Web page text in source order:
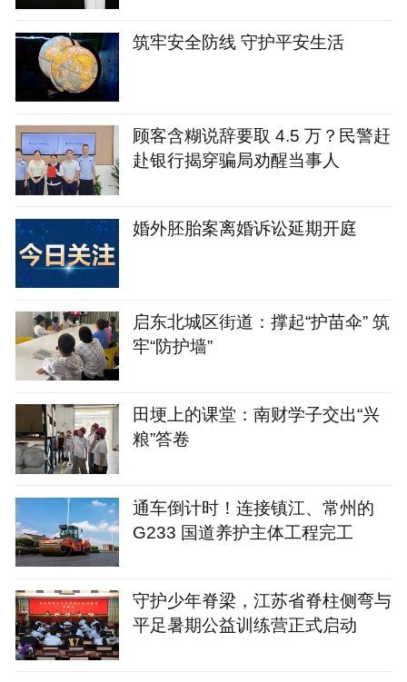
筑牢安全防线 守护平安生活
顾客含糊说辞要取 4.5 万？民警赶
赴银行揭穿骗局劝醒当事人
婚外胚胎案离婚诉讼延期开庭
启东北城区街道：撑起“护苗伞” 筑
牢“防护墙”
田埂上的课堂：南财学子交出“兴
粮”答卷
通车倒计时！连接镇江、常州的
G233 国道养护主体工程完工
守护少年脊梁，江苏省脊柱侧弯与
平足暑期公益训练营正式启动